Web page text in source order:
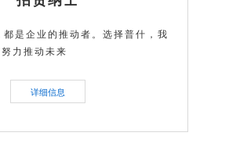
是企业的推动者。选择普什，我
起努力推动未来
详细信息